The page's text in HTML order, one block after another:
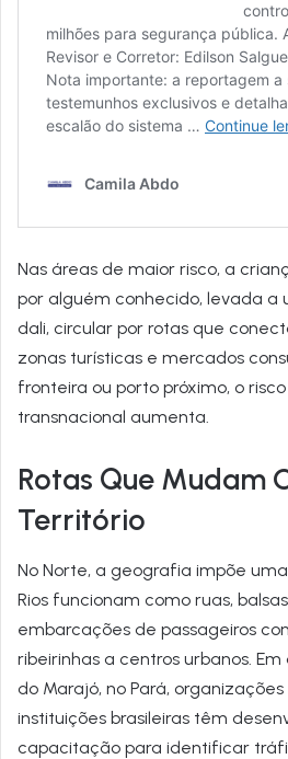
Nas áreas de maior risco, a
por alguém conhecido, levada a
dali, circular por rotas que
zonas turísticas e mercados
fronteira ou porto próximo, o
transnacional aumenta.
Rotas Que Mudam
Território
No Norte, a geografia impõe
Rios funcionam como ruas,
embarcações de passageiros
ribeirinhas a centros urbanos.
do Marajó, no Pará,
instituições brasileiras têm
capacitação para identificar